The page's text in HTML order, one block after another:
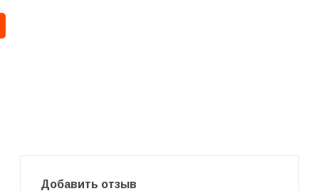
Добавить отзыв